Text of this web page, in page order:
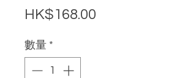
HK$168.00
數量 *